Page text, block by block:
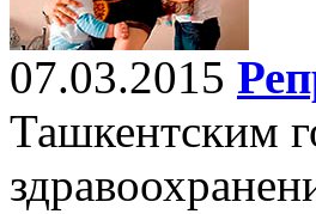
07.03.2015
Ташкентским